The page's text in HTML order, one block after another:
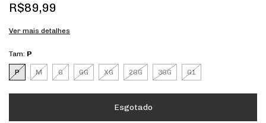
R$89,99
Ver mais detalhes
Tam: P
P M G GG XG 2GG 3GG G1